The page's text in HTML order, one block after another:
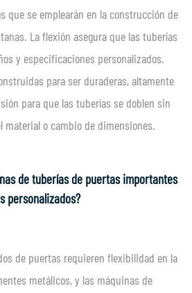
que se emplearán en la construcción de
La flexión asegura que las tuberías
y especificaciones personalizados.
para ser duraderas, altamente
para que las tuberías se doblen sin
material o cambio de dimensiones.
de tuberías de puertas importantes
personalizados?
de puertas requieren flexibilidad en la
metálicos, y las máquinas de